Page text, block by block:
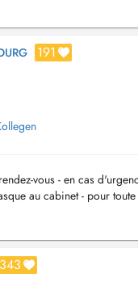
191
vous - en cas
au cabinet - pour
Problemes...
343